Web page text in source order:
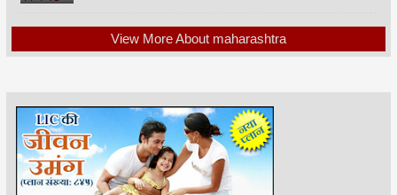
View More About maharashtra